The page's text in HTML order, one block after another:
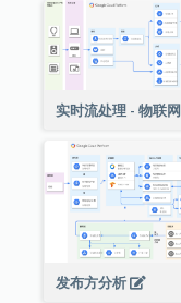
实时流处理 - 物联网
发布方分析